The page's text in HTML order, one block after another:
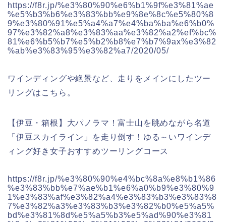
https://f8r.jp/%e3%80%90%e6%b1%9f%e3%81%ae
%e5%b3%b6%e3%83%bb%e9%8e%8c%e5%80%8
9%e3%80%91%e5%a4%a7%e4%ba%ba%e6%b0%
97%e3%82%a8%e3%83%aa%e3%82%a2%ef%bc%
81%e6%b5%b7%e5%b2%b8%e7%b7%9ax%e3%82
%ab%e3%83%95%e3%82%a7/2020/05/
ワインディングや絶景など、走りをメインにしたツー
リングはこちら。
【伊豆・箱根】大パノラマ！富士山を眺めながら名道
「伊豆スカイライン」を走り倒す！ゆる～いワインデ
ィング好き女子おすすめツーリングコース
https://f8r.jp/%e3%80%90%e4%bc%8a%e8%b1%86
%e3%83%bb%e7%ae%b1%e6%a0%b9%e3%80%9
1%e3%83%af%e3%82%a4%e3%83%b3%e3%83%8
7%e3%82%a3%e3%83%b3%e3%82%b0%e5%a5%
bd%e3%81%8d%e5%a5%b3%e5%ad%90%e3%81